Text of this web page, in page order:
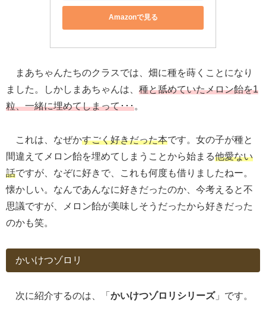
Amazonで見る
まあちゃんたちのクラスでは、畑に種を蒔くことになり
ました。しかしまあちゃんは、 種と舐めていたメロン飴を1
粒、一緒に埋めてしまって･･･。
これは、なぜかすごく好きだった本です。女の子が種と
間違えてメロン飴を埋めてしまうことから始まる他愛ない
話ですが、なぞに好きで、これも何度も借りましたねー。
懐かしい。なんであんなに好きだったのか、今考えると不
思議ですが、メロン飴が美味しそうだったから好きだった
のかも笑。
かいけつゾロリ
次に紹介するのは、「 かいけつゾロリシリーズ」です。